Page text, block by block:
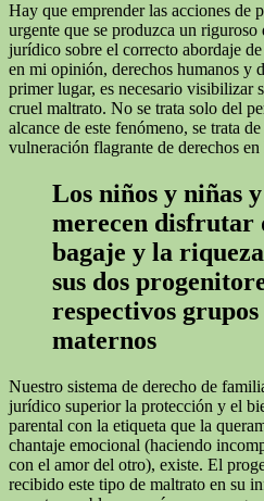
Hay que emprender las acciones de
urgente que se produzca un
jurídico sobre el correcto abordaje
en mi opinión, derechos humanos y
primer lugar, es necesario visibilizar
cruel maltrato. No se trata solo del
alcance de este fenómeno, se trata
vulneración flagrante de derechos en
Los niños y niñas
merecen disfrutar
bagaje y la
sus dos
respectivos
maternos
Nuestro sistema de derecho de
jurídico superior la protección y el
parental con la etiqueta que la
chantaje emocional (haciendo
con el amor del otro), existe. El
recibido este tipo de maltrato en su